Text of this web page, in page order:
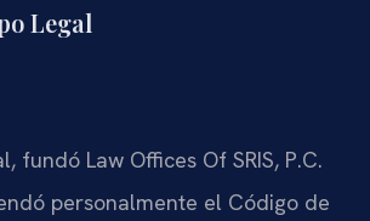
Legal
fundó Law Offices Of SRIS, P.C.
personalmente el Código de